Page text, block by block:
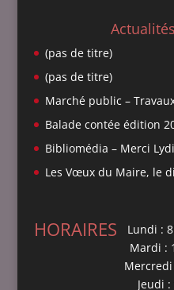
Actualités
(pas de titre)
(pas de titre)
Marché public –
Balade contée édition
Bibliomédia – Merci
Les Vœux du Maire, le
HORAIRES
Lundi :
Mardi :
Jeudi